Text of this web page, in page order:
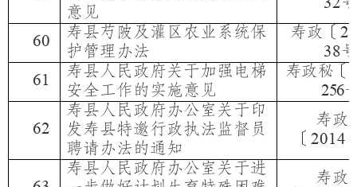
意见
60
寿县芍陂及灌区农业系统保
护管理办法
寿政〔
38号
61
寿县人民政府关于加强电梯
安全工作的实施意见
寿政秘〔
256
62
寿县人民政府办公室关于印
发寿县特邀行政执法监督员
聘请办法的通知
寿政
〔 2014
寿县人民政府办公室关于进
寿政